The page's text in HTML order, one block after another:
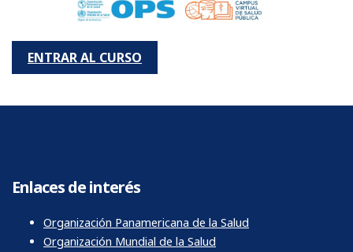
ENTRAR AL CURSO
Enlaces de interés
Organización Panamericana de la Salud
Organización Mundial de la Salud